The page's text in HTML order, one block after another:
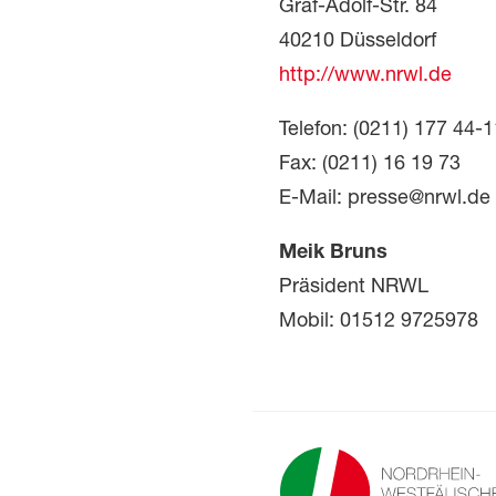
Graf-Adolf-Str. 84
40210 Düsseldorf
http://www.nrwl.de
Telefon: (0211) 177 44-
Fax: (0211) 16 19 73
E-Mail: presse@nrwl.de
Meik Bruns
Präsident NRWL
Mobil: 01512 9725978